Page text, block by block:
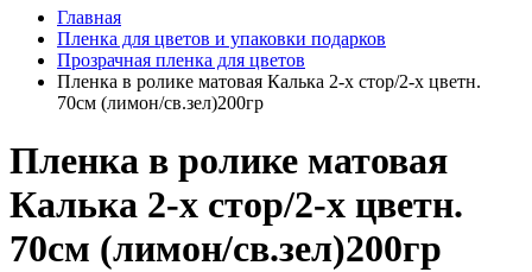
Главная
Пленка для цветов и упаковки подарков
Прозрачная пленка для цветов
Пленка в ролике матовая Калька 2-х стор/2-х цветн.
70см (лимон/св.зел)200гр
Пленка в ролике матовая
Калька 2-х стор/2-х цветн.
70см (лимон/св.зел)200гр